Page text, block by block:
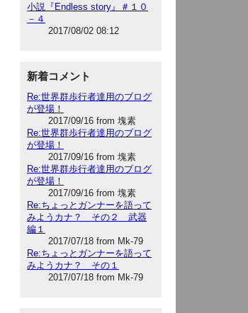
小説『Endless story』＃１０
－４
2017/08/02 08:12
新着コメント
Re:世界群歩行者達用のブログ
が登場！
2017/09/16 from 塊素
Re:世界群歩行者達用のブログ
が登場！
2017/09/16 from 塊素
Re:世界群歩行者達用のブログ
が登場！
2017/09/16 from 塊素
Re:ちょっとガンナーを語って
みようカナ？ その２ 武器
編１
2017/07/18 from Mk-79
Re:ちょっとガンナーを語って
みようカナ？ その１
2017/07/18 from Mk-79